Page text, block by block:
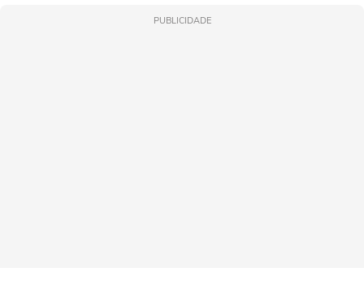
PUBLICIDADE